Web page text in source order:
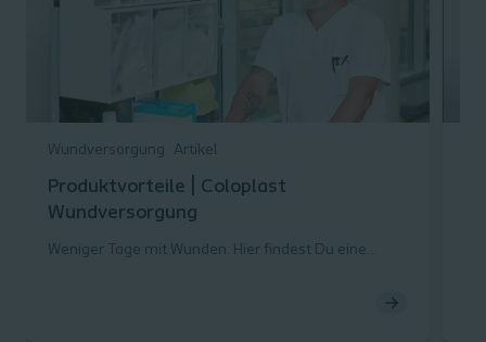
Wundversorgung Artikel
Produktvorteile | Coloplast
Wundversorgung
Weniger Tage mit Wunden: Hier findest Du eine